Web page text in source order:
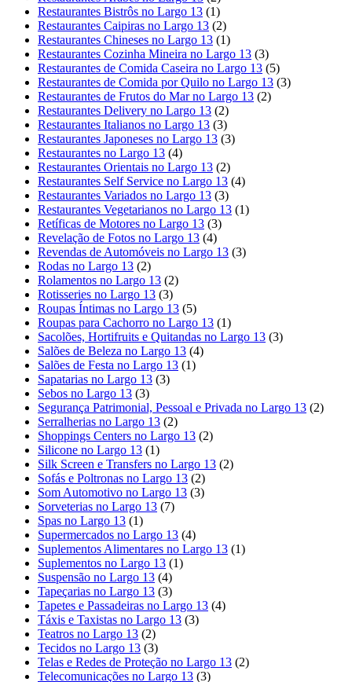
Restaurantes Bistrôs no Largo 13 (1)
Restaurantes Caipiras no Largo 13 (2)
Restaurantes Chineses no Largo 13 (1)
Restaurantes Cozinha Mineira no Largo 13 (3)
Restaurantes de Comida Caseira no Largo 13 (5)
Restaurantes de Comida por Quilo no Largo 13 (3)
Restaurantes de Frutos do Mar no Largo 13 (2)
Restaurantes Delivery no Largo 13 (2)
Restaurantes Italianos no Largo 13 (3)
Restaurantes Japoneses no Largo 13 (3)
Restaurantes no Largo 13 (4)
Restaurantes Orientais no Largo 13 (2)
Restaurantes Self Service no Largo 13 (4)
Restaurantes Variados no Largo 13 (3)
Restaurantes Vegetarianos no Largo 13 (1)
Retíficas de Motores no Largo 13 (3)
Revelação de Fotos no Largo 13 (4)
Revendas de Automóveis no Largo 13 (3)
Rodas no Largo 13 (2)
Rolamentos no Largo 13 (2)
Rotisseries no Largo 13 (3)
Roupas Íntimas no Largo 13 (5)
Roupas para Cachorro no Largo 13 (1)
Sacolões, Hortifruits e Quitandas no Largo 13 (3)
Salões de Beleza no Largo 13 (4)
Salões de Festa no Largo 13 (1)
Sapatarias no Largo 13 (3)
Sebos no Largo 13 (3)
Segurança Patrimonial, Pessoal e Privada no Largo 13 (2)
Serralherias no Largo 13 (2)
Shoppings Centers no Largo 13 (2)
Silicone no Largo 13 (1)
Silk Screen e Transfers no Largo 13 (2)
Sofás e Poltronas no Largo 13 (2)
Som Automotivo no Largo 13 (3)
Sorveterias no Largo 13 (7)
Spas no Largo 13 (1)
Supermercados no Largo 13 (4)
Suplementos Alimentares no Largo 13 (1)
Suplementos no Largo 13 (1)
Suspensão no Largo 13 (4)
Tapeçarias no Largo 13 (3)
Tapetes e Passadeiras no Largo 13 (4)
Táxis e Taxistas no Largo 13 (3)
Teatros no Largo 13 (2)
Tecidos no Largo 13 (3)
Telas e Redes de Proteção no Largo 13 (2)
Telecomunicações no Largo 13 (3)